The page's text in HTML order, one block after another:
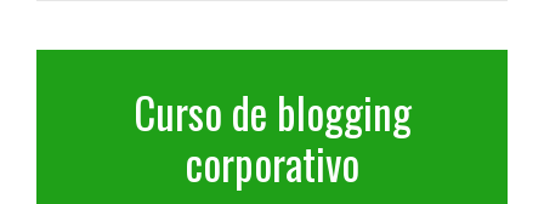
Curso de blogging
corporativo